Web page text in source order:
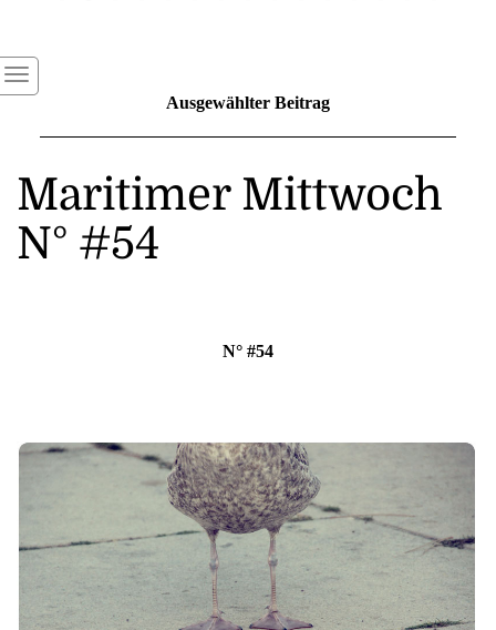
Ausgewählter Beitrag
Maritimer Mittwoch
N° #54
N° #54